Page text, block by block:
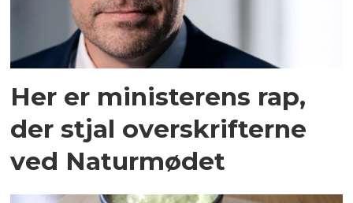
Her er ministerens rap,
der stjal overskrifterne
ved Naturmødet